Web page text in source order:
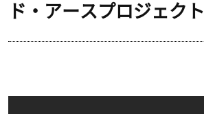
ド・アースプロジェクト